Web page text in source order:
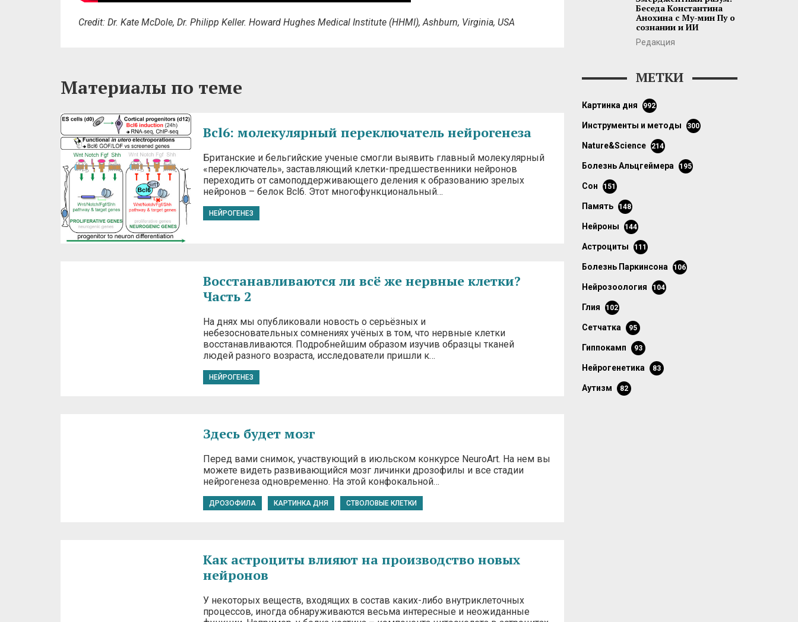
Credit: Dr. Kate McDole, Dr. Philipp Keller. Howard Hughes Medical Institute (HHMI), Ashburn, Virginia, USA
Материалы по теме
Bcl6: молекулярный переключатель нейрогенеза
Британские и бельгийские ученые смогли выявить главный молекулярный
«переключатель», заставляющий клетки-предшественники нейронов
переходить от самоподдерживающего деления к образованию зрелых
нейронов – белок Bcl6. Этот многофункциональный…
НЕЙРОГЕНЕЗ
Восстанавливаются ли всё же нервные клетки?
Часть 2
На днях мы опубликовали новость о серьёзных и
небезосновательных сомнениях учёных в том, что нервные клетки
восстанавливаются. Подробнейшим образом изучив образцы тканей
людей разного возраста, исследователи пришли к…
НЕЙРОГЕНЕЗ
Здесь будет мозг
Перед вами снимок, участвующий в июльском конкурсе NeuroArt. На нем вы
можете видеть развивающийся мозг личинки дрозофилы и все стадии
нейрогенеза одновременно. На этой конфокальной…
ДРОЗОФИЛА КАРТИНКА ДНЯ СТВОЛОВЫЕ КЛЕТКИ
Как астроциты влияют на производство новых
нейронов
У некоторых веществ, входящих в состав каких-либо внутриклеточных
процессов, иногда обнаруживаются весьма интересные и неожиданные
Беседа Константина
Анохина с Му-мин Пу о
сознании и ИИ
Редакция
МЕТКИ
картинка дня 992
инструменты и методы 300
Nature&Science 214
болезнь Альцгеймера 195
сон 151
память 148
нейроны 144
астроциты 111
болезнь Паркинсона 106
нейрозоология 104
глия 102
сетчатка 95
гиппокамп 93
нейрогенетика 83
аутизм 82